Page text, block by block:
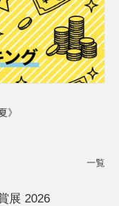
》
一覧
展 2026